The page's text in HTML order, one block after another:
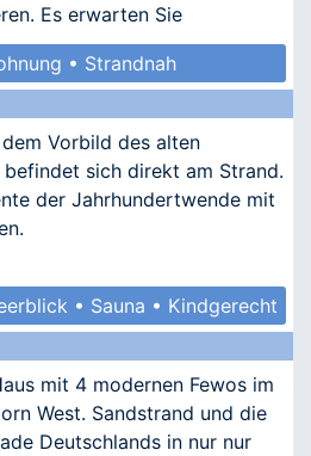
Es erwarten Sie
• Strandnah
Vorbild des alten
befindet sich direkt am Strand.
der Jahrhundertwende mit
• Sauna • Kindgerecht
mit 4 modernen Fewos im
West. Sandstrand und die
Deutschlands in nur nur